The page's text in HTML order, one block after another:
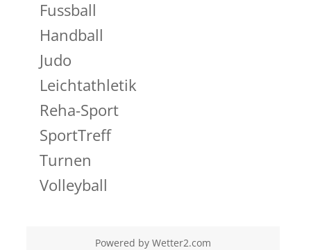
Fussball
Handball
Judo
Leichtathletik
Reha-Sport
SportTreff
Turnen
Volleyball
Powered by Wetter2.com